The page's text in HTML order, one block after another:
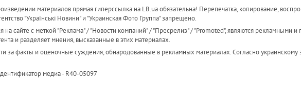
материалов прямая гиперссылка на LB.ua обязательна! Перепечатка, копирование,
"Українськi Новини" и "Украинская Фото Группа" запрещено.
сайте с меткой "Реклама" / "Новости компаний" / "Пресрелиз" / "Promoted", являются рекламными и
и разделяет мнения, высказанные в этих материалах.
за факты и оценочные суждения, обнародованные в рекламных материалах. Согласно украинскому
медиа - R40-05097